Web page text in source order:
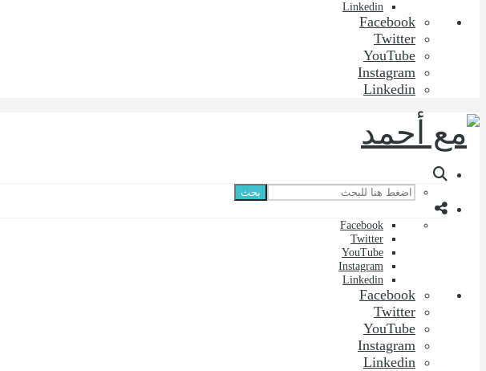
Linkedin
Facebook
Twitter
YouTube
Instagram
Linkedin
بحث
Facebook
Twitter
YouTube
Instagram
Linkedin
Facebook
Twitter
YouTube
Instagram
Linkedin